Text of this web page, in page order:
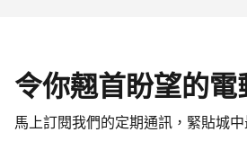
令你翹首盼望的電
馬上訂閱我們的定期通訊，緊貼城